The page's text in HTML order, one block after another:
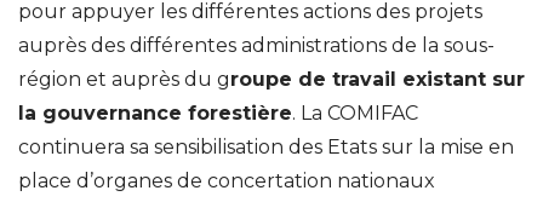
pour appuyer les différentes actions des projets
auprès des différentes administrations de la sous-
région et auprès du groupe de travail existant sur
la gouvernance forestière. La COMIFAC
continuera sa sensibilisation des Etats sur la mise en
place d’organes de concertation nationaux